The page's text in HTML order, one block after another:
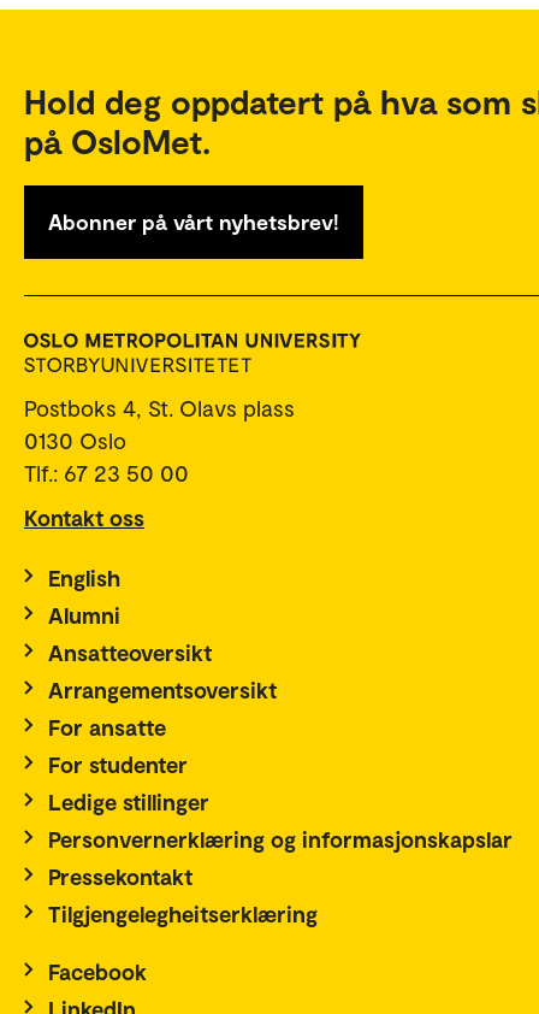
Hold deg oppdatert på hva som
på OsloMet.
Abonner på vårt nyhetsbrev!
Postboks 4, St. Olavs plass
0130 Oslo
Tlf.: 67 23 50 00
Kontakt oss
English
Alumni
Ansatteoversikt
Arrangementsoversikt
For ansatte
For studenter
Ledige stillinger
Personvernerklæring og informasjonskapslar
Pressekontakt
Tilgjengelegheitserklæring
Facebook